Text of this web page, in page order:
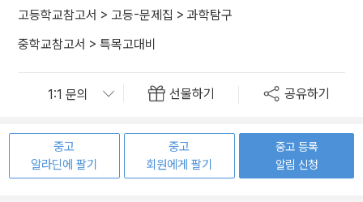
고등학교참고서 > 고등-문제집 > 과학탐구
중학교참고서 > 특목고대비
선물하기 공유하기
중고
알라딘에 팔기
중고
회원에게 팔기
중고 등록
알림 신청